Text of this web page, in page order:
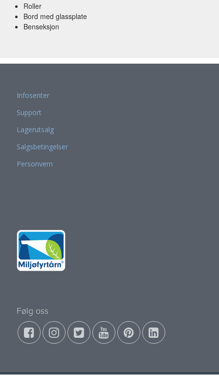
Roller
Bord med glassplate
Benseksjon
Infosenter
Support
Lagerutsalg
Salgsbetingelser
Personvern
Følg oss